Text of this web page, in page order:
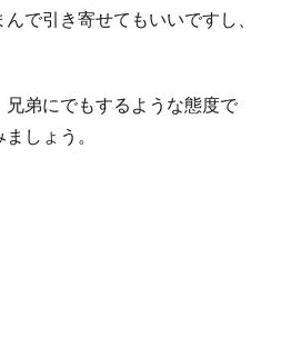
で引き寄せてもいいですし、
弟にでもするような態度で
しょう。